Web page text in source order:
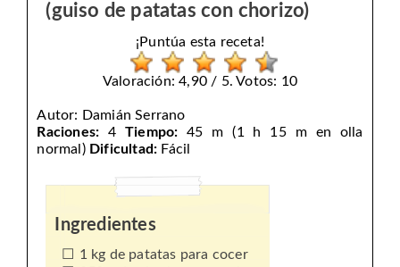
(guiso de patatas con chorizo)
¡Puntúa esta receta!
Valoración: 4,90 / 5. Votos: 10
Autor: Damián Serrano
Raciones:
4 Tiempo:
45 m (1 h 15 m en olla
normal) Dificultad: Fácil
Ingredientes
1 kg de patatas para cocer